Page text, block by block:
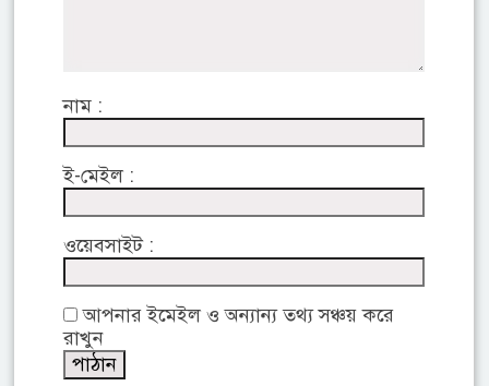
নাম :
ই-মেইল :
ওয়েবসাইট :
আপনার ইমেইল ও অন্যান্য তথ্য সঞ্চয় করে
রাখুন